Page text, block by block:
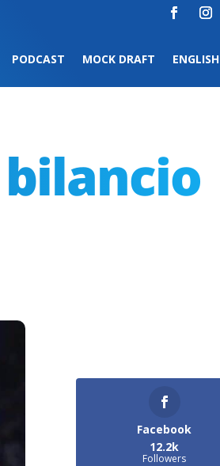
PODCAST MOCK DRAFT ENGLISH
Facebook
12.2k
Followers